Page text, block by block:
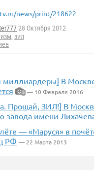
news/print/218622
28 Октября 2012
, зил
миллиардеры] В
5 — 10 Февраля 2016
Прощай, ЗИЛ!] В
завода имени
— «Маруся» в
РФ — 22 Марта 2013